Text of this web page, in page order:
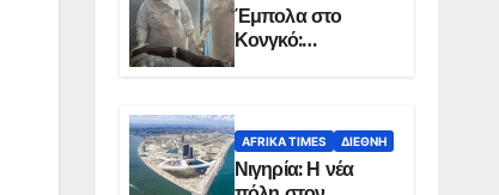
Έμπολα στο
Κονγκό:
Ξεπέρασαν τους
AFRIKA TIMES ΔΙΕΘΝΉ
Νιγηρία: Η νέα